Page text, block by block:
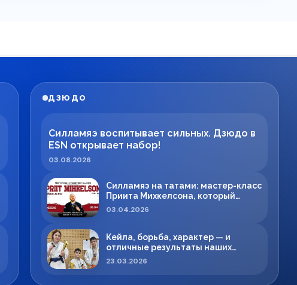
ДЗЮДО
Силламяэ воспитывает сильных. Дзюдо в
ESN открывает набор!
03.08.2026
Силламяэ на татами: мастер-класс
Приита Михкелсона, который
меняет правила игры в регионе
03.04.2026
Кейла, борьба, характер — и
отличные результаты наших
спортсменов!
23.03.2026